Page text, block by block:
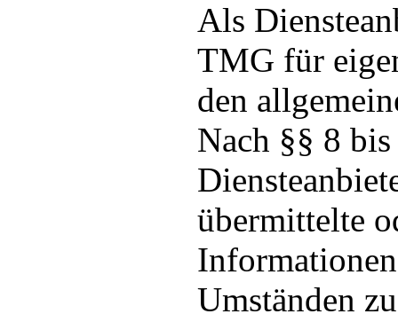
Als
TMG für
den
Nach §§ 8
übermittelte
Umständen